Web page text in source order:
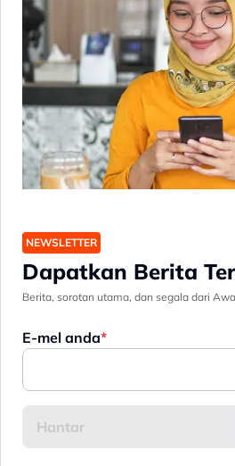
NEWSLETTER
Dapatkan Berita
Berita, sorotan utama, dan segala dari
E-mel anda